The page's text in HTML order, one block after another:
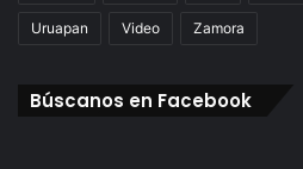
Uruapan Video Zamora
Búscanos en Facebook